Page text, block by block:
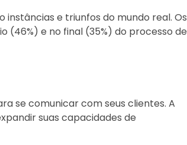
instâncias e triunfos do mundo real. Os
(46%) e no final (35%) do processo de
se comunicar com seus clientes. A
suas capacidades de